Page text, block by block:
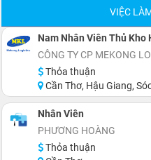
VIỆC
Nam Nhân Viên Thủ Kho
CÔNG TY CP MEKONG
Thỏa thuận
Cần Thơ, Hậu Giang, Sóc
Nhân Viên
PHƯƠNG HOÀNG
Thỏa thuận